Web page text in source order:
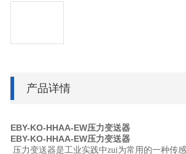
产品详情
EBY-KO-HHAA-EW压力变送器
EBY-KO-HHAA-EW压力变送器
压力变送器是工业实践中zui为常用的一种传